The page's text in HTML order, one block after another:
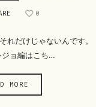
0
れだけじゃないんです。
ジョ編はこち…
MORE